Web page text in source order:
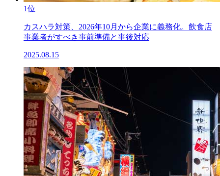
1位
カスハラ対策、2026年10月から企業に義務化。飲食店
事業者がすべき事前準備と事後対応
2025.08.15